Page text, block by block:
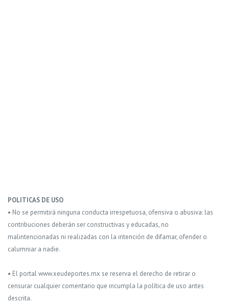
POLITICAS DE USO
• No se permitirá ninguna conducta irrespetuosa, ofensiva o abusiva: las
contribuciones deberán ser constructivas y educadas, no
malintencionadas ni realizadas con la intención de difamar, ofender o
calumniar a nadie.
• El portal www.xeudeportes.mx se reserva el derecho de retirar o
censurar cualquier comentario que incumpla la política de uso antes
descrita.